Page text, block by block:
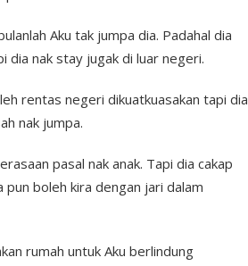
Aku tak jumpa dia. Padahal dia
dia nak stay jugak di luar negeri.
rentas negeri dikuatkuasakan tapi dia
nak jumpa.
pasal nak anak. Tapi dia cakap
pun boleh kira dengan jari dalam
rumah untuk Aku berlindung